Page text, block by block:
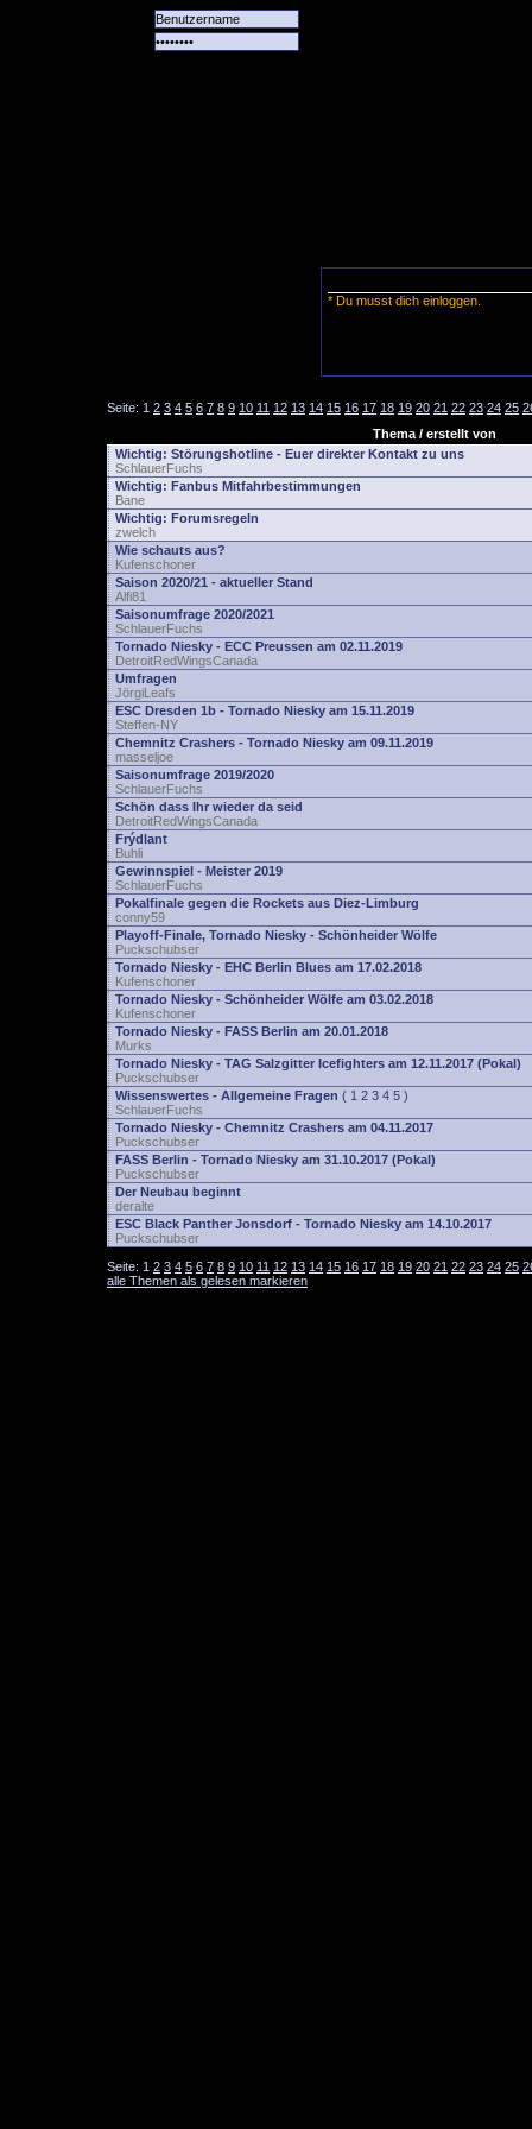
* Du musst dich einloggen.
Seite: 1 2 3 4 5 6 7 8 9 10 11 12 13 14 15 16 17 18 19 20 21 22 23 24 25
Thema / erstellt von
Wichtig: Störungshotline - Euer direkter Kontakt zu uns
SchlauerFuchs
Wichtig: Fanbus Mitfahrbestimmungen
Bane
Wichtig: Forumsregeln
zwelch
Wie schauts aus?
Kufenschoner
Saison 2020/21 - aktueller Stand
Alfi81
Saisonumfrage 2020/2021
SchlauerFuchs
Tornado Niesky - ECC Preussen am 02.11.2019
DetroitRedWingsCanada
Umfragen
JörgiLeafs
ESC Dresden 1b - Tornado Niesky am 15.11.2019
Steffen-NY
Chemnitz Crashers - Tornado Niesky am 09.11.2019
masseljoe
Saisonumfrage 2019/2020
SchlauerFuchs
Schön dass Ihr wieder da seid
DetroitRedWingsCanada
Frýdlant
Buhli
Gewinnspiel - Meister 2019
SchlauerFuchs
Pokalfinale gegen die Rockets aus Diez-Limburg
conny59
Playoff-Finale, Tornado Niesky - Schönheider Wölfe
Puckschubser
Tornado Niesky - EHC Berlin Blues am 17.02.2018
Kufenschoner
Tornado Niesky - Schönheider Wölfe am 03.02.2018
Kufenschoner
Tornado Niesky - FASS Berlin am 20.01.2018
Murks
Tornado Niesky - TAG Salzgitter Icefighters am 12.11.2017 (Pokal)
Puckschubser
Wissenswertes - Allgemeine Fragen ( 1 2 3 4 5 )
SchlauerFuchs
Tornado Niesky - Chemnitz Crashers am 04.11.2017
Puckschubser
FASS Berlin - Tornado Niesky am 31.10.2017 (Pokal)
Puckschubser
Der Neubau beginnt
deralte
ESC Black Panther Jonsdorf - Tornado Niesky am 14.10.2017
Puckschubser
Seite: 1 2 3 4 5 6 7 8 9 10 11 12 13 14 15 16 17 18 19 20 21 22 23 24 25
alle Themen als gelesen markieren